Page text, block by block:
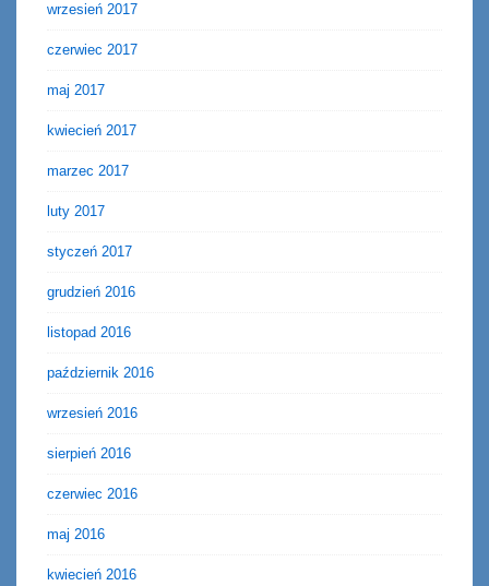
wrzesień 2017
czerwiec 2017
maj 2017
kwiecień 2017
marzec 2017
luty 2017
styczeń 2017
grudzień 2016
listopad 2016
październik 2016
wrzesień 2016
sierpień 2016
czerwiec 2016
maj 2016
kwiecień 2016